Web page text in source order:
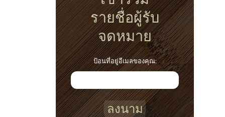
รายชื่อผู้รับ
จดหมาย
ป้อนที่อยู่อีเมลของคุณ:
ลงนาม